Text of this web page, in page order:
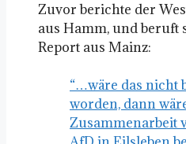
Zuvor berichte der
aus Hamm, und beruft
Report aus Mainz:
“…wäre das nicht
worden, dann
Zusammenarbeit